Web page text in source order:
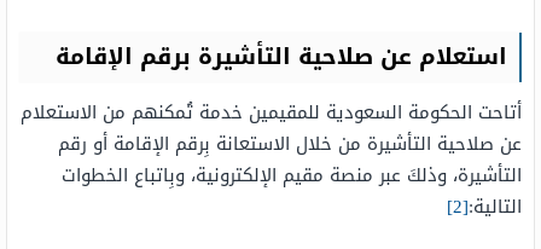
استعلام عن صلاحية التأشيرة برقم الإقامة
أتاحت الحكومة السعودية للمقيمين خدمة تُمكنهم من الاستعلام
عن صلاحية التأشيرة من خلال الاستعانة بِرقم الإقامة أو رقم
التأشيرة، وذلكَ عبر منصة مقيم الإلكترونية، وبِاتباع الخطوات
التالية:[2]